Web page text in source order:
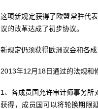
这项新规定获得了欧盟常驻代
议的改革达成了初步协议。
新规定仍须获得欧洲议会和各
2013年12月18日通过的法规和
1、各成员国允许审计师事务所
获得，成员国可以将轮换期限